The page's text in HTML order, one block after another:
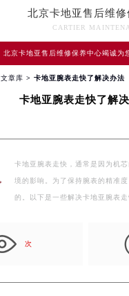
北京卡地亚售后维
CARTIER
北京卡地亚售后维修保养中心竭诚为
文章库 > 卡地亚腕表走快了解决办法
卡地亚腕表走快了解
卡地亚腕表走快，通常是因为机
境的影响。为了保持腕表的精准
的。以下是一些解决卡地亚腕表
次